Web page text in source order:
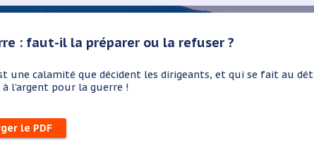
: faut-il la préparer ou la refuser ?
une calamité que décident les dirigeants, et qui se fait au
l'argent pour la guerre !
le PDF